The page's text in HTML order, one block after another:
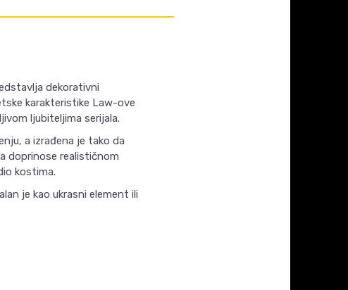
dekorativni
karakteristike Law-ove
ljubiteljima serijala.
a izrađena je tako da
doprinose realističnom
kostima.
je kao ukrasni element ili